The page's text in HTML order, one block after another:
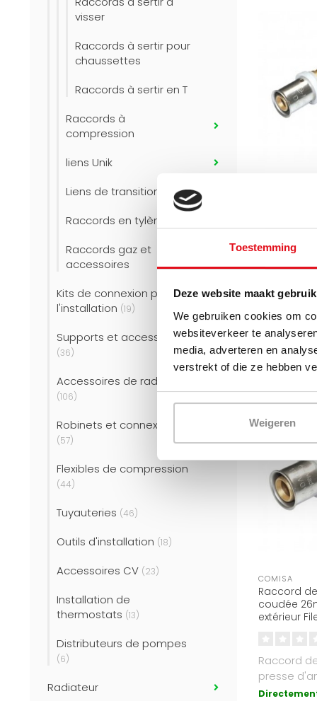
Toestemming
Deze website maakt
We gebruiken cookies om
websiteverkeer te
media, adverteren en
verstrekt of die ze hebben
Weigeren
visser
Raccords à sertir pour
chaussettes
Raccords à sertir en T
Raccords à
compression
liens Unik
Liens de transition
Raccords en tylène
Raccords gaz et
accessoires
Kits de connexion pour
l'installation (19)
Supports et accessoires
(36)
Accessoires de radiateur
(106)
Robinets et connexions
(57)
Flexibles de compression
(44)
Tuyauteries (46)
Outils d'installation (18)
Accessoires CV (23)
Installation de
thermostats (13)
Distributeurs de pompes
(6)
Radiateur
cuivre
Raccord à
presse
cuivre
COMISA
Raccord
coudée
extérieur
Raccord
presse
pouceFilet